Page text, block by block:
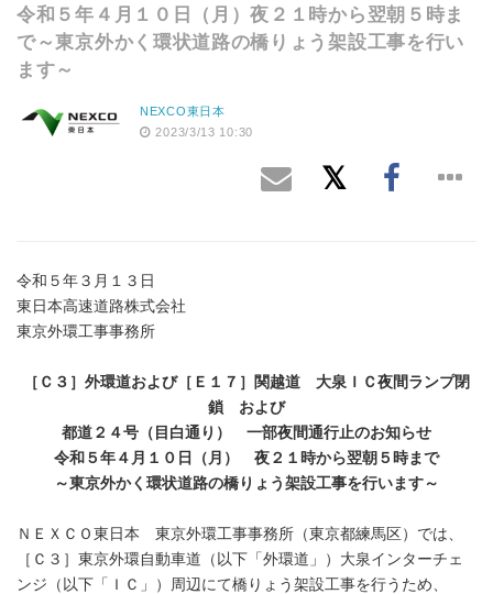
令和５年４月１０日（月）夜２１時から翌朝５時ま
で～東京外かく環状道路の橋りょう架設工事を行い
ます～
NEXCO東日本
2023/3/13 10:30
令和５年３月１３日
東日本高速道路株式会社
東京外環工事事務所
［Ｃ３］外環道および［Ｅ１７］関越道 大泉ＩＣ夜間ランプ閉
鎖 および
都道２４号（目白通り） 一部夜間通行止のお知らせ
令和５年４月１０日（月） 夜２１時から翌朝５時まで
～東京外かく環状道路の橋りょう架設工事を行います～
ＮＥＸＣＯ東日本 東京外環工事事務所（東京都練馬区）では、
［Ｃ３］東京外環自動車道（以下「外環道」）大泉インターチェ
ンジ（以下「ＩＣ」）周辺にて橋りょう架設工事を行うため、